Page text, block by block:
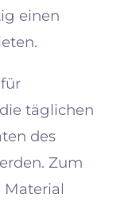
einen
täglichen
des
Zum
Material